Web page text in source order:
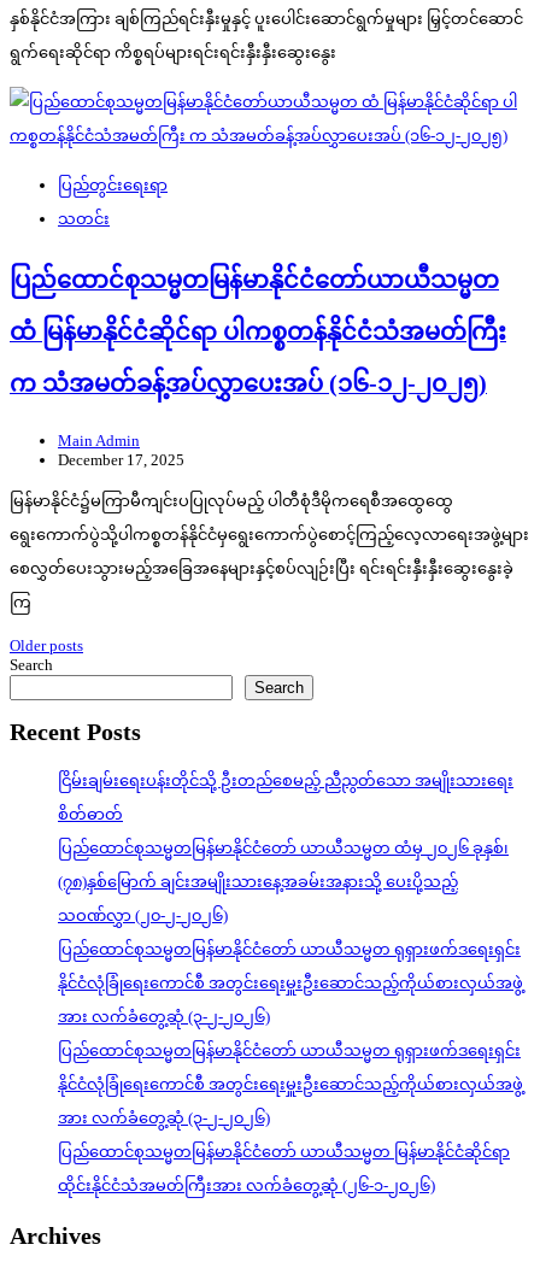
နှစ်နိုင်ငံအကြား ချစ်ကြည်ရင်းနှီးမှုနှင့် ပူးပေါင်းဆောင်ရွက်မှုများ မြှင့်တင်ဆောင်
ရွက်ရေးဆိုင်ရာ ကိစ္စရပ်များရင်းရင်းနှီးနှီးဆွေးနွေး
ပြည်တွင်းရေးရာ
သတင်း
ပြည်ထောင်စုသမ္မတမြန်မာနိုင်ငံတော်ယာယီသမ္မတ
ထံ မြန်မာနိုင်ငံဆိုင်ရာ ပါကစ္စတန်နိုင်ငံသံအမတ်ကြီး
က သံအမတ်ခန့်အပ်လွှာပေးအပ် (၁၆-၁၂-၂၀၂၅)
Main Admin
December 17, 2025
မြန်မာနိုင်ငံ၌မကြာမီကျင်းပပြုလုပ်မည့် ပါတီစုံဒီမိုကရေစီအထွေထွေ
ရွေးကောက်ပွဲသို့ပါကစ္စတန်နိုင်ငံမှရွေးကောက်ပွဲစောင့်ကြည့်လေ့လာရေးအဖွဲ့များ
စေလွှတ်ပေးသွားမည့်အခြေအနေများနှင့်စပ်လျဉ်းပြီး ရင်းရင်းနှီးနှီးဆွေးနွေးခဲ့
ကြ
Posts
navigation
Older posts
Search
Search
Recent Posts
ငြိမ်းချမ်းရေးပန်းတိုင်သို့ ဦးတည်စေမည့် ညီညွတ်သော အမျိုးသားရေး
စိတ်ဓာတ်
ပြည်ထောင်စုသမ္မတမြန်မာနိုင်ငံတော် ယာယီသမ္မတ ထံမှ ၂၀၂၆ ခုနှစ်၊
(၇၈)နှစ်မြောက် ချင်းအမျိုးသားနေ့အခမ်းအနားသို့ ပေးပို့သည့်
သဝဏ်လွှာ (၂၀-၂-၂၀၂၆)
ပြည်ထောင်စုသမ္မတမြန်မာနိုင်ငံတော် ယာယီသမ္မတ ရုရှားဖက်ဒရေးရှင်း
နိုင်ငံလုံခြုံရေးကောင်စီ အတွင်းရေးမှူးဦးဆောင်သည့်ကိုယ်စားလှယ်အဖွဲ့
အား လက်ခံတွေ့ဆုံ (၃-၂-၂၀၂၆)
ပြည်ထောင်စုသမ္မတမြန်မာနိုင်ငံတော် ယာယီသမ္မတ ရုရှားဖက်ဒရေးရှင်း
နိုင်ငံလုံခြုံရေးကောင်စီ အတွင်းရေးမှူးဦးဆောင်သည့်ကိုယ်စားလှယ်အဖွဲ့
အား လက်ခံတွေ့ဆုံ (၃-၂-၂၀၂၆)
ပြည်ထောင်စုသမ္မတမြန်မာနိုင်ငံတော် ယာယီသမ္မတ မြန်မာနိုင်ငံဆိုင်ရာ
ထိုင်းနိုင်ငံသံအမတ်ကြီးအား လက်ခံတွေ့ဆုံ (၂၆-၁-၂၀၂၆)
Archives